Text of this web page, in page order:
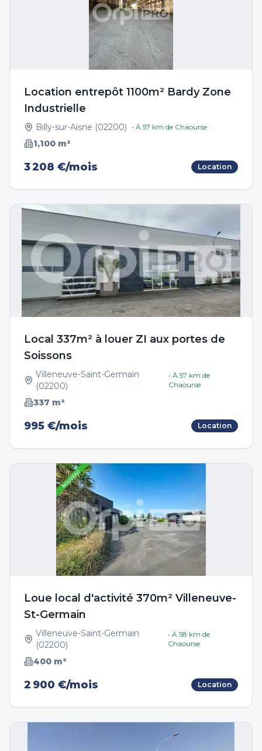
Location entrepôt 1100m² Bardy Zone
Industrielle
Billy-sur-Aisne (02200) • À 57 km de Chaourse
1,100 m²
3 208 €/mois Location
Local 337m² à louer ZI aux portes de
Soissons
Villeneuve-Saint-Germain
(02200)
• À 57 km de
Chaourse
337 m²
995 €/mois Location
Loue local d'activité 370m² Villeneuve-
St-Germain
Villeneuve-Saint-Germain
(02200)
• À 58 km de
Chaourse
400 m²
2 900 €/mois Location